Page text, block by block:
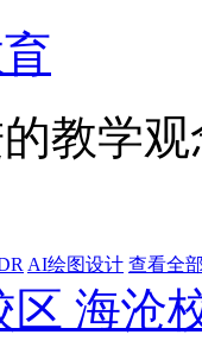
教学
AI绘图设计 查看全
区 海沧